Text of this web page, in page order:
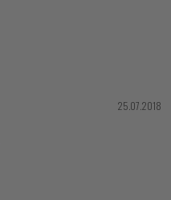
25.07.2018